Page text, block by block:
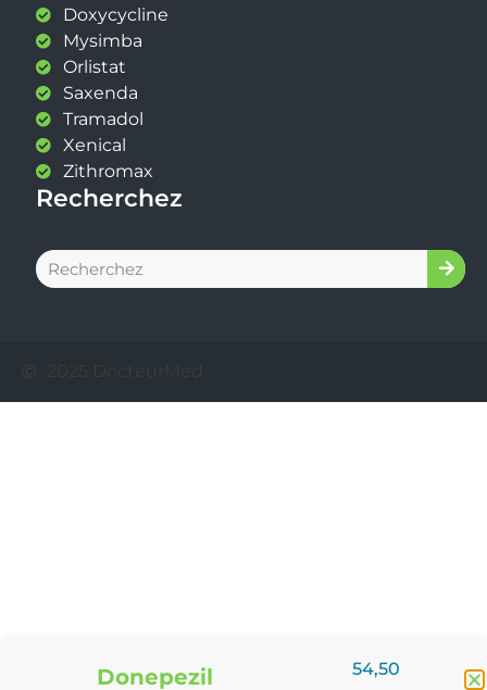
Doxycycline
Mysimba
Orlistat
Saxenda
Tramadol
Xenical
Zithromax
Recherchez
Donepezil 54,50